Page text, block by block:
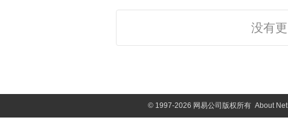
没有
©1997-2026 网易公司版权所有 About